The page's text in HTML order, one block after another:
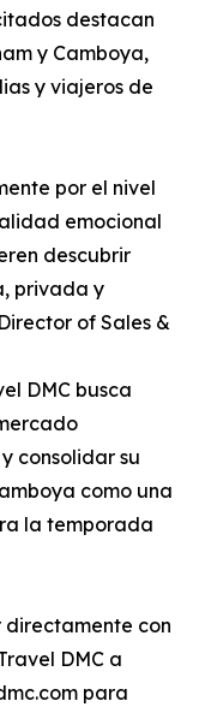
destacan
y Camboya,
y viajeros de
por el nivel
emocional
descubrir
privada y
of Sales &
DMC busca
consolidar su
como una
la temporada
directamente con
DMC a
para